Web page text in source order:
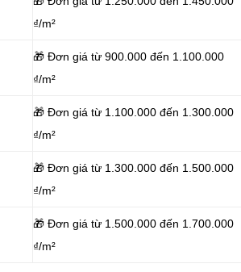
₫/m²
🎁 Đơn giá từ 900.000 đến 1.100.000
₫/m²
🎁 Đơn giá từ 1.100.000 đến 1.300.000
₫/m²
🎁 Đơn giá từ 1.300.000 đến 1.500.000
₫/m²
🎁 Đơn giá từ 1.500.000 đến 1.700.000
₫/m²